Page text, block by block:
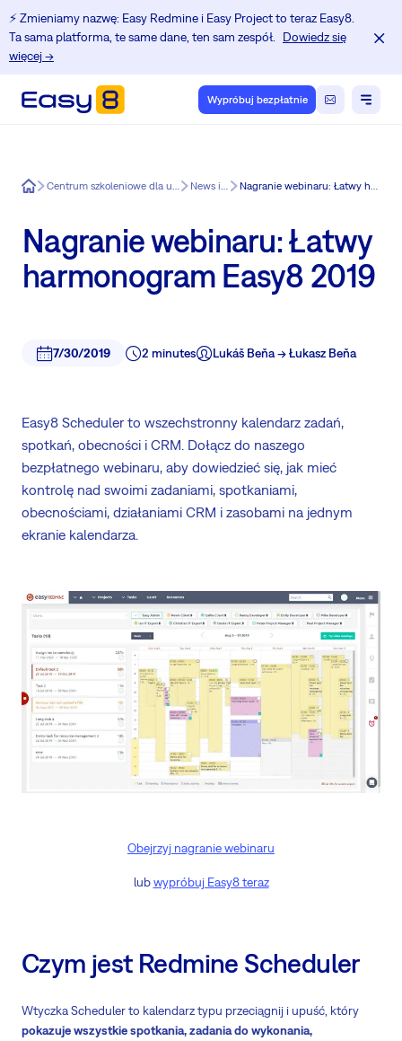
⚡️ Zmieniamy nazwę: Easy Redmine i Easy Project to teraz Easy8.
Ta sama platforma, te same dane, ten sam zespół.
Dowiedz się
więcej →
Wypróbuj bezpłatnie
Easy8 Centrum szkoleniowe dla użytkowników Redmine. News in Easy8 Nagranie webinaru: Łatwy harmonogram Easy8 2019
Nagranie webinaru: Łatwy
harmonogram Easy8 2019
7/30/2019 2 minutes Lukáš Beňa -> Łukasz Beňa
Easy8 Scheduler to wszechstronny kalendarz zadań,
spotkań, obecności i CRM. Dołącz do naszego
bezpłatnego webinaru, aby dowiedzieć się, jak mieć
kontrolę nad swoimi zadaniami, spotkaniami,
obecnościami, działaniami CRM i zasobami na jednym
ekranie kalendarza.
Obejrzyj nagranie webinaru
lubwypróbuj Easy8 teraz
Czym jest Redmine Scheduler
Wtyczka Scheduler to kalendarz typu przeciągnij i upuść, który
pokazuje wszystkie spotkania, zadania do wykonania,